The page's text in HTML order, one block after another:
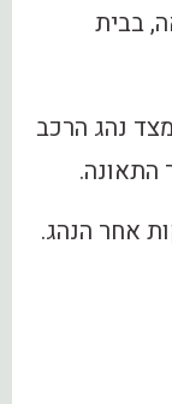
בבית
נהג הרכב
התאונה.
אחר הנהג.